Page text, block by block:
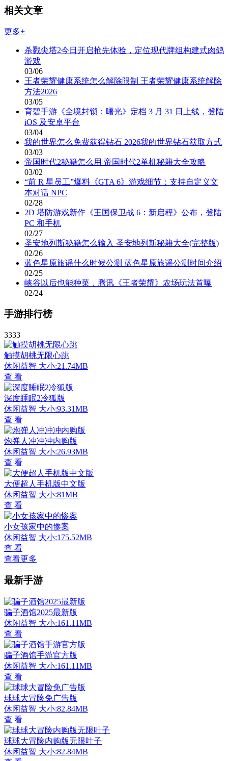
相关文章
更多+
杀戮尖塔2今日开启抢先体验，定位现代牌组构建式肉鸽
游戏
03/06
王者荣耀健康系统怎么解除限制 王者荣耀健康系统解除
方法2026
03/05
育碧手游《全境封锁：曙光》定档 3 月 31 日上线，登陆
iOS 及安卓平台
03/04
我的世界怎么免费获得钻石 2026我的世界钻石获取方式
03/03
帝国时代2秘籍怎么用 帝国时代2单机秘籍大全攻略
03/02
“前 R 星员工”爆料《GTA 6》游戏细节：支持自定义文
本对话 NPC
02/28
2D 塔防游戏新作《王国保卫战 6：新启程》公布，登陆
PC 和手机
02/27
圣安地列斯秘籍怎么输入 圣安地列斯秘籍大全(完整版)
02/26
蓝色星原旅谣什么时候公测 蓝色星原旅谣公测时间介绍
02/25
峡谷以后也能种菜，腾讯《王者荣耀》农场玩法首曝
02/24
手游排行榜
3333
触摸胡桃无限心跳
休闲益智 大小:21.74MB
查 看
深度睡眠2冷狐版
休闲益智 大小:93.31MB
查 看
炮弹人冲冲冲内购版
休闲益智 大小:26.93MB
查 看
大便超人手机版中文版
休闲益智 大小:81MB
查 看
小女孩家中的惨案
休闲益智 大小:175.52MB
查 看
查看更多
最新手游
骗子酒馆2025最新版
休闲益智 大小:161.11MB
查 看
骗子酒馆手游官方版
休闲益智 大小:161.11MB
查 看
球球大冒险免广告版
休闲益智 大小:82.84MB
查 看
球球大冒险内购版无限叶子
休闲益智 大小:82.84MB